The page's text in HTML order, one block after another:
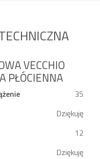
VECCHIO
PŁÓCIENNA
35
Dziękuję
12
Dziękuję